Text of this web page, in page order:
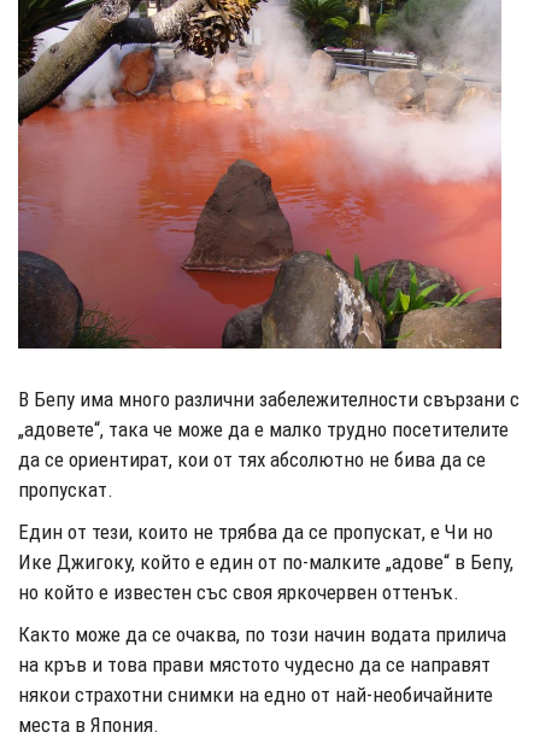
В Бепу има много различни забележителности свързани с
„адовете“, така че може да е малко трудно посетителите
да се ориентират, кои от тях абсолютно не бива да се
пропускат.
Един от тези, които не трябва да се пропускат, е Чи но
Ике Джигоку, който е един от по-малките „адове“ в Бепу,
но който е известен със своя яркочервен оттенък.
Както може да се очаква, по този начин водата прилича
на кръв и това прави мястото чудесно да се направят
някои страхотни снимки на едно от най-необичайните
места в Япония.